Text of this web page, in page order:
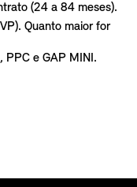
(24 a 84 meses).
Quanto maior for
PPC e GAP MINI.